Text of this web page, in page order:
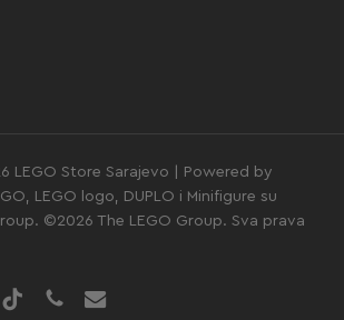
LEGO Store Sarajevo | Powered by
LEGO logo, DUPLO i Minifigure su
©2026 The LEGO Group. Sva prava
tiktok phoneemail